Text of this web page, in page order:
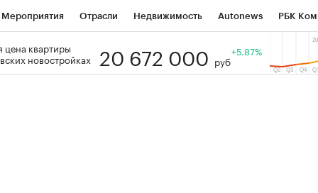
Мероприятия Отрасли Недвижимость Autonews РБК
РБК Образование Тренды
цена квартиры
новостройках
20 672 000 руб
+5.87%